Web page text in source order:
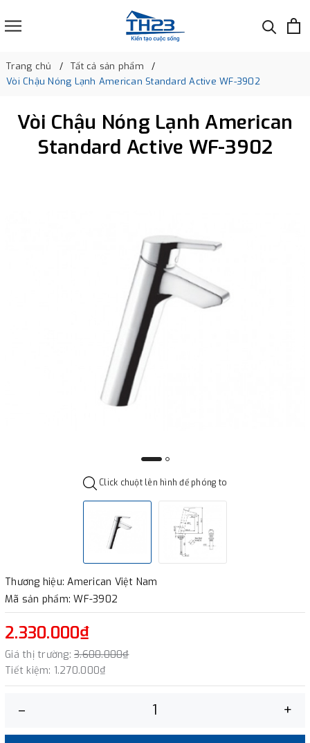
Trang chủ
Tất cả sản phẩm
Vòi Chậu Nóng Lạnh American Standard Active WF-3902
Vòi Chậu Nóng Lạnh American
Standard Active WF-3902
Click chuột lên hình để phóng to
Thương hiệu: American Việt Nam
Mã sản phẩm: WF-3902
2.330.000₫
Giá thị trường: 3.600.000₫
Tiết kiệm: 1.270.000₫
– +